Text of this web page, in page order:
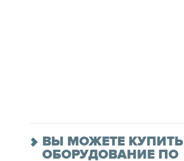
ВЫ МОЖЕТЕ КУПИТЬ
ОБОРУДОВАНИЕ ПО